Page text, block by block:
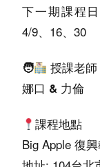
下一期課程
4/9、16、30
🧑‍
授課老師
娜口 & 力倫
課程地點
Big Apple 復